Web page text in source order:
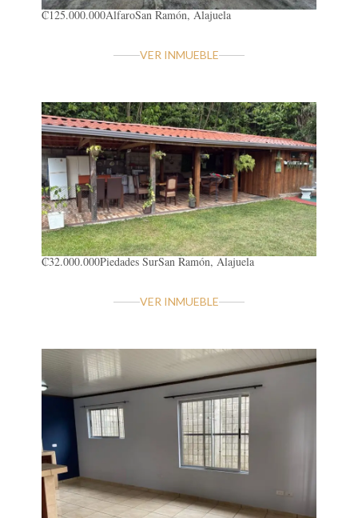
₡125.000.000AlfaroSan Ramón, Alajuela
VER INMUEBLE
₡32.000.000Piedades SurSan Ramón, Alajuela
VER INMUEBLE